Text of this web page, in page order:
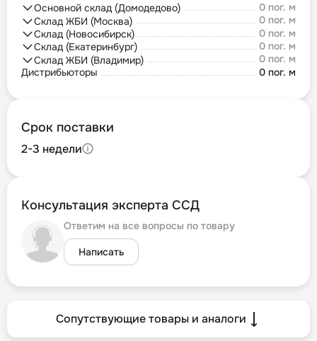
Основной склад (Домодедово)
0 пог. м
Склад ЖБИ (Москва)
0 пог. м
Склад (Новосибирск)
0 пог. м
Склад (Екатеринбург)
0 пог. м
Склад ЖБИ (Владимир)
0 пог. м
Дистрибьюторы
0 пог. м
Срок поставки
2-3 недели
Консультация эксперта ССД
Ответим на все вопросы по товару
Написать
Сопутствующие товары и аналоги